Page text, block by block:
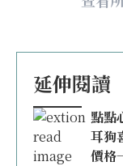
延伸閱讀
點點
耳狗
價格